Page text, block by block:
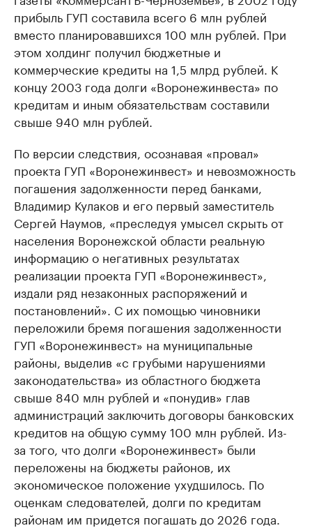
прибыль ГУП составила всего 6 млн рублей
вместо планировавшихся 100 млн рублей. При
этом холдинг получил бюджетные и
коммерческие кредиты на 1,5 млрд рублей. К
концу 2003 года долги «Воронежинвеста» по
кредитам и иным обязательствам составили
свыше 940 млн рублей.
По версии следствия, осознавая «провал»
проекта ГУП «Воронежинвест» и невозможность
погашения задолженности перед банками,
Владимир Кулаков и его первый заместитель
Сергей Наумов, «преследуя умысел скрыть от
населения Воронежской области реальную
информацию о негативных результатах
реализации проекта ГУП «Воронежинвест»,
издали ряд незаконных распоряжений и
постановлений». С их помощью чиновники
переложили бремя погашения задолженности
ГУП «Воронежинвест» на муниципальные
районы, выделив «с грубыми нарушениями
законодательства» из областного бюджета
свыше 840 млн рублей и «понудив» глав
администраций заключить договоры банковских
кредитов на общую сумму 100 млн рублей. Из-
за того, что долги «Воронежинвест» были
переложены на бюджеты районов, их
экономическое положение ухудшилось. По
оценкам следователей, долги по кредитам
районам им придется погашать до 2026 года.